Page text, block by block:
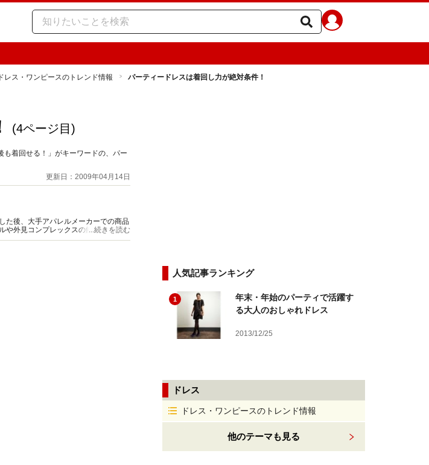
ドレス・ワンピースのトレンド情報 パーティードレスは着回し力が絶対条件！
(4ページ目)
着回せる！」がキーワードの、パー
更新日：2009年04月14日
た後、大手アパレルメーカーでの商品
や外見コンプレックスの解消、服装で
...続きを読む
人気記事ランキング
1
年末・年始のパーティで活躍す
る大人のおしゃれドレス
2013/12/25
ドレス
ドレス・ワンピースのトレンド情報
他のテーマも見る